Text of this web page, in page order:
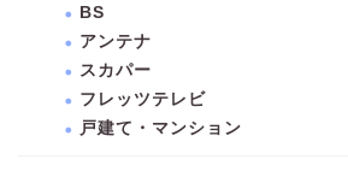
BS
アンテナ
スカパー
フレッツテレビ
戸建て・マンション